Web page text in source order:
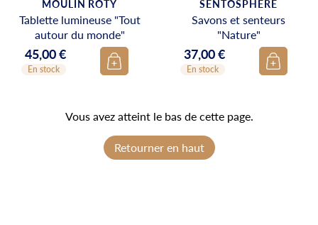
MOULIN ROTY
Tablette lumineuse "Tout
autour du monde"
Prix
45,00 €
En stock
SENTOSPHÈRE
Savons et senteurs
"Nature"
Prix
37,00 €
En stock
Vous avez atteint le bas de cette page.
Retourner en haut